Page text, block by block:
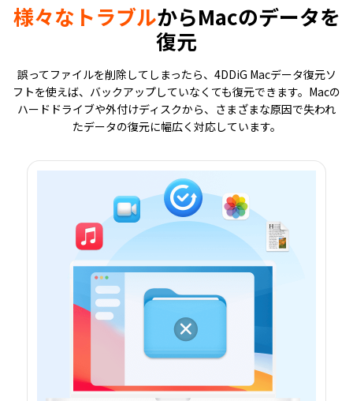
様々なトラブルからMacのデータを
復元
誤ってファイルを削除してしまったら、4DDiG Macデータ復元ソ
フトを使えば、バックアップしていなくても復元できます。Macの
ハードドライブや外付けディスクから、さまざまな原因で失われ
たデータの復元に幅広く対応しています。